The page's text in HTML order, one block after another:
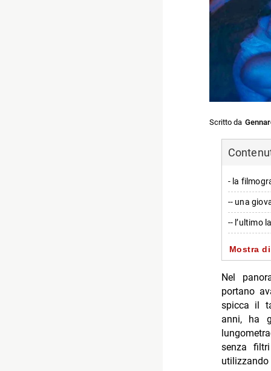
Scritto da
- la
-- una
-- l’ultimo
-- trama e
-
--
-- il
- temi
-- critica
-- stile
Mostra
Nel
portano
spicca il
anni, ha
senza